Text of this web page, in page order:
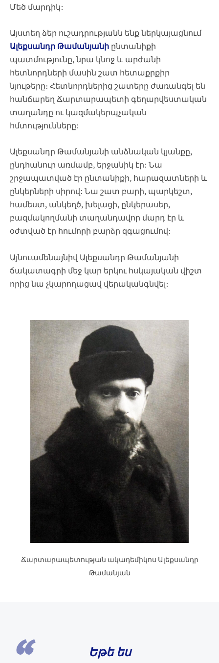
Մեծ մարդիկ:
Այստեղ ձեր ուշադրությանն ենք ներկայացնում
Ալեքսանդր Թամանյանի ընտանիքի
պատմությունը, նրա կնոջ և արժանի
հետնորդների մասին շատ հետաքրքիր
նյութերը։ Հետնորդներից շատերը ժառանգել են
հանճարեղ Ճարտարապետի գեղարվեստական
տաղանդը ու կազմակերպչական
հմտությունները:
Ալեքսանդր Թամանյանի անձնական կյանքը,
ընդհանուր առմամբ, երջանիկ էր: Նա
շրջապատված էր ընտանիքի, հարազատների և
ընկերների սիրով: Նա շատ բարի, պարկեշտ,
համեստ, անկեղծ, խելացի, ընկերասեր,
բազմակողմանի տաղանդավոր մարդ էր և
օժտված էր հումորի բարձր զգացումով:
Այնուամենայնիվ Ալեքսանդր Թամանյանի
ճակատագրի մեջ կար երկու հսկայական վիշտ
որից նա չկարողացավ վերականգնվել:
Ճարտարապետության ակադեմիկոս Ալեքսանդր
Թամանյան
Եթե ես